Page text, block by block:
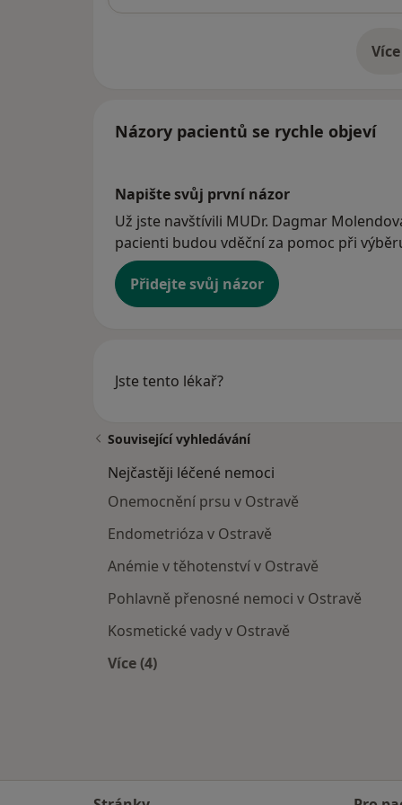
Více
o
Názory pacientů se rychle objeví
Napište svůj první názor
Už jste navštívili MUDr. Dagmar
pacienti budou vděční za pomoc při
Přidejte svůj názor
Jste tento lékař?
Související vyhledávání
Nejčastěji léčené nemoci
Onemocnění prsu v Ostravě
Endometrióza v Ostravě
Anémie v těhotenství v Ostravě
Pohlavně přenosné nemoci v Ostravě
Kosmetické vady v Ostravě
Více (4)